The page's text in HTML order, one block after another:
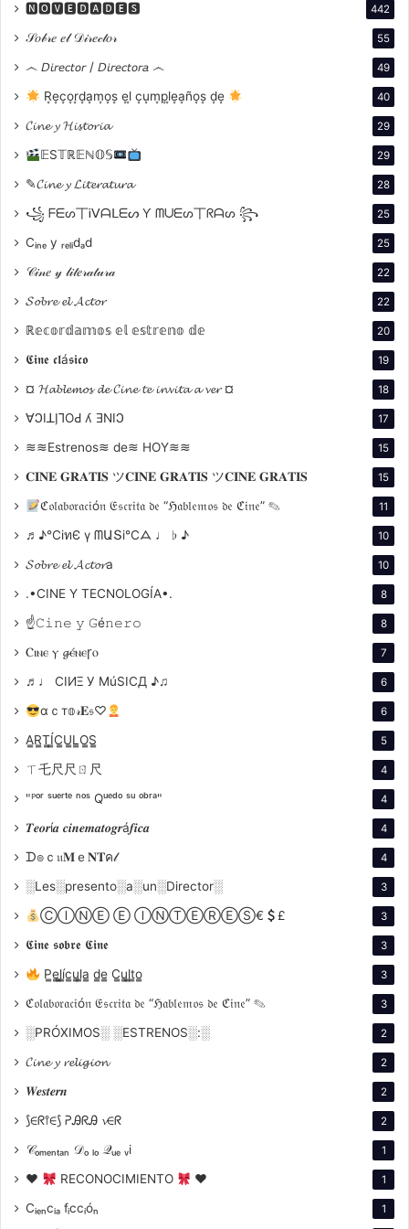
del cine argentino. Este “duelo” en la pantalla grande
no solo reflejaba sus capacidades actoralmente
opuestas, sino también la diversidad del cine de ese
tiempo, que se encontraba en constante evolución.
En un país donde la cinematografía se entrelazaba con
la identidad cultural, Passano y Cores enriquecieron
el panorama artístico. Su legado trasciende las
décadas, demostrando que la actuación es una forma
de arte que retumba en el alma del espectador, más
Hoy, al revivir sus obras y trayectorias, vemos no solo
un enfrentamiento entre dos grandes galanes, sino un
diálogo constante entre distintos estilos y una
argentino clásico. Así, Ricardo Passano y Carlos Cores
se erigen no solo como figuras del pasado, sino como
símbolos de una era dorada que sigue inspirando a
nuevas generaciones.
El galán romántico del Cine argentino
Ricardo Passano , uno de los más grandes intérpretes
del cine y teatro argentino, dejó una marca indeleble
en la cultura nacional a lo largo de más de siete
décadas de carrera. Su aparición en la pantalla grande
comenzó en 1937, influenciado por su familia, pionera
en el teatro independiente, lo que cimentó sus bases
artísticas en un entorno en constante búsqueda de la
innovación.
de Miguel Cané, lo catapultó como un actor de
profunda sensibilidad, capaz de evocar calidez y
emociones genuinas en sus personajes. Passano se
especializó en papeles románticos y teatrales, donde
su carisma, porte y expresividad cautivaban al público.
Entre sus trabajos más destacados se
encuentranRitmo, sal y pimienta(1951) y
fuego(1952), donde compartió pantalla con la célebre
Lolita Torres. Estas colaboraciones no solo
excelencia del cine argentino, sino que también
ilustraron su capacidad para crear conexiones
emocionales con la audiencia. Su voz cautivadora y su
presencia escénica lo hicieron un favorito en las
🅽🅾🆅🅴🅳🅰🅳🅴🆂 442
𝒮𝑜𝒷𝓇𝑒 𝑒𝓁 𝒟𝒾𝓇𝑒𝒸𝓉𝑜𝓇 55
෴ 𝘋𝘪𝘳𝘦𝘤𝘵𝘰𝘳 / 𝘋𝘪𝘳𝘦𝘤𝘵𝘰𝘳𝘢 ෴ 49
R͙e͙c͙o͙r͙d͙a͙m͙o͙s͙ e͙l͙ c͙u͙m͙p͙l͙e͙a͙ño͙s͙ d͙e͙ 40
𝓒𝓲𝓷𝓮 𝔂 𝓗𝓲𝓼𝓽𝓸𝓻𝓲𝓪 29
𝔼S𝕋ℝ𝔼ℕ𝕆𝕊 29
✎𝓒𝓲𝓷𝓮 𝔂 𝓛𝓲𝓽𝓮𝓻𝓪𝓽𝓾𝓻𝓪 28
꧁ ᖴᗴᔕ丅Ꭵᐯᗩᒪᗴᔕ Ƴ ᗰᑌᗴᔕ丅ᖇᗩᔕ ꧂ 25
Cᵢₙₑ y ᵣₑₗᵢdₐd 25
𝒞𝒾𝓃𝑒 𝓎 𝓁𝒾𝓉𝑒𝓇𝒶𝓉𝓊𝓇𝒶 22
𝓢𝓸𝓫𝓻𝓮 𝓮𝓵 𝓐𝓬𝓽𝓸𝓻 22
ℝ𝕖𝕔𝕠𝕣𝕕𝕒𝕞𝕠𝕤 𝕖𝕝 𝕖𝕤𝕥𝕣𝕖𝕟𝕠 𝕕𝕖 20
𝕮𝖎𝖓𝖊 𝖈𝖑á𝖘𝖎𝖈𝖔 19
¤ 𝓗𝓪𝓫𝓵𝓮𝓶𝓸𝓼 𝓭𝓮 𝓒𝓲𝓷𝓮 𝓽𝓮 𝓲𝓷𝓿𝓲𝓽𝓪 𝓪 𝓿𝓮𝓻 ¤ 18
∀ϽIꓕI̗⅂OԀ ʎ ƎNIϽ 17
≋≋Estrenos≋ de≋ HOY≋≋ 15
𝐂𝐈𝐍𝐄 𝐆𝐑𝐀𝐓𝐈𝐒 ツ𝐂𝐈𝐍𝐄 𝐆𝐑𝐀𝐓𝐈𝐒 ツ𝐂𝐈𝐍𝐄 𝐆𝐑𝐀𝐓𝐈𝐒 15
ℭ𝔬𝔩𝔞𝔟𝔬𝔯𝔞𝔠𝔦ó𝔫 𝔈𝔰𝔠𝔯𝔦𝔱𝔞 𝔡𝔢 “ℌ𝔞𝔟𝔩𝔢𝔪𝔬𝔰 𝔡𝔢 ℭ𝔦𝔫𝔢” ✎ 11
♬♪℃іทЄ ү ᗰԱՏі℃ᗋ ♩ ♭ ♪ 10
𝓢𝓸𝓫𝓻𝓮 𝓮𝓵 𝓐𝓬𝓽𝓸𝓻a 10
.•CINE Y TECNOLOGÍA•. 8
☝𝙲𝚒𝚗𝚎 𝚢 𝙶é𝚗𝚎𝚛𝚘 8
Ⲥⲓⲛⲉ ⲩ 𝓰ⲉ́ⲛⲉꞅⲟ 7
♬♩ CIИΞ У MúSICД ♪♫ 6
αｃт𝕠𝓇𝐄𝔰♡ 6
A̳R̳T̳Í̳C̳U̳L̳O̳S̳ 5
ㄒ乇尺尺ㄖ尺 4
"ᴾᵒʳ ˢᵘᵉʳᵗᵉ ⁿᵒˢ Qᵘᵉᵈᵒ ˢᵘ ᵒᵇʳᵃ" 4
𝑻𝒆𝒐𝒓í𝒂 𝒄𝒊𝒏𝒆𝒎𝒂𝒕𝒐𝒈𝒓á𝒇𝒊𝒄𝒂 4
ᗪ๏ｃ𝔲𝐌ｅ𝐍𝐓ค𝓁 4
░Les░presento░a░un░Director░ 3
ⒸⒾⓃⒺ Ⓔ ⒾⓃⓉⒺⓇⒺⓈ€ £ 3
𝕮𝖎𝖓𝖊 𝖘𝖔𝖇𝖗𝖊 𝕮𝖎𝖓𝖊 3
P̳e̳l̳í̳c̳u̳l̳a̳ d̳e̳ C̳u̳l̳t̳o̳ 3
ℭ𝔬𝔩𝔞𝔟𝔬𝔯𝔞𝔠𝔦ó𝔫 𝔈𝔰𝔠𝔯𝔦𝔱𝔞 𝔡𝔢 “ℌ𝔞𝔟𝔩𝔢𝔪𝔬𝔰 𝔡𝔢 ℭ𝔦𝔫𝔢” ✎ 3
░PRÓXIMOS░ ░ESTRENOS░:░ 2
𝓒𝓲𝓷𝓮 𝔂 𝓻𝓮𝓵𝓲𝓰𝓲𝓸𝓷 2
𝑾𝒆𝒔𝒕𝒆𝒓𝒏 2
⟆∈ᖇ⫯∈⟆ ᕈᎯᖇᎯ 𝓿∈ᖇ 2
𝒞ₒₘₑₙₜₐₙ 𝒟ₒ ₗₒ 𝒬ᵤₑ ᵥi 1
♥ RECONOCIMIENTO ♥ 1
Cᵢₑₙcᵢₐ fᵢccᵢóₙ 1